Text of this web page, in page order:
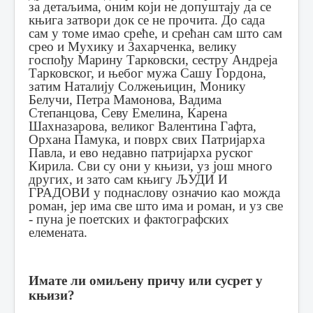
за детаљима, оним који не допуштају да се
књига затвори док се не прочита. До сада
сам у томе имао среће, и срећан сам што сам
срео и Мухику и Захарченка, велику
госпођу Марину Тарковски, сестру Андреја
Тарковског, и њебог мужа Сашу Гордона,
затим Наталију Солжењицин, Монику
Белучи, Петра Мамонова, Вадима
Степанцова, Севу Емелина, Карена
Шахназарова, великог Валентина Гафта,
Орхана Памука, и поврх свих Патријарха
Павла, и ево недавно патријарха руског
Кирила. Сви су они у књизи, уз још много
других, и зато сам књигу ЉУДИ И
ГРАДОВИ у поднаслову означио као можда
роман, јер има све што има и роман, и уз све
- пуна је поетских и фактографских
елемената.
Имате ли омиљену причу или сусрет у
књизи?